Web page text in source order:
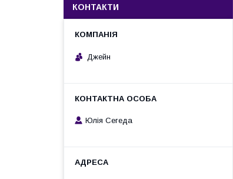
КОНТАКТИ
Джейн
Юлія Сегеда